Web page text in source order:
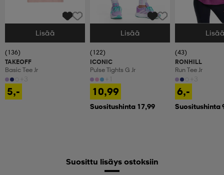
Valitse Koko
Lisää
(136)
TAKEOFF
Basic Tee Jr
5,-
Valitse Koko
Lisää
(122)
ICONIC
Pulse Tights G Jr
10,99
Suositushinta 17,99
Valitse Koko
(43)
RONHILL
Run Tee Jr
6,-
Suositushinta
Suosittu lisäys ostoksiin